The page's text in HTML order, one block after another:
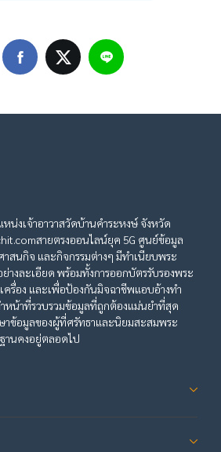
น่งเจ้าอาวาสวัดบ้านคำระหงษ์ จังหวัด
สายตรงออนไลน์ยุค 5G ศูนย์ข้อมูล
สนกิจ และกิจกรรมต่างๆ มีทำเนียบพระ
ย่างละเอียด พร้อมทั้งการออกบัตรรับรองพระ
รื่อง และเพื่อป้องกันมิจฉาชีพแอบอ้างทำ
หน้าที่รวบรวมข้อมูลที่ถูกต้องแม่นยำที่สุด
าข้อมูลของผู้ที่ศรัทธาและนิยมสะสมพระ
านคงอยู่ตลอดไป